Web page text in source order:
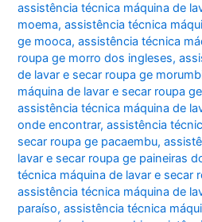
assistência técnica máquina de
moema,assistência técnica
ge mooca,assistência técnica
roupa ge morro dos ingleses,
de lavar e secar roupa ge
máquina de lavar e secar roupa
assistência técnica máquina de
onde encontrar,assistência
secar roupa ge pacaembu,
lavar e secar roupa ge paineiras
técnica máquina de lavar e secar
assistência técnica máquina de
paraíso,assistência técnica